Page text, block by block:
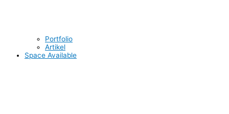
Portfolio
Artikel
Space Available